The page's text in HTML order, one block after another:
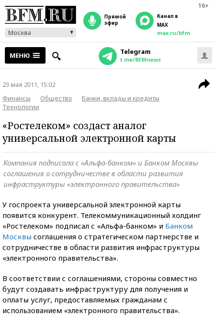
16+
Москва
прямой
эфир
Канал в
MAX
max.ru/bfm
МЕНЮ Telegram
t.me/BFMnews
23 мая 2011, 15:02
Финансы
Общество
Банки, вклады и кредиты
Технологии
«Ростелеком» создаст аналог
универсальной электронной карты
Компания подписала с «Альфа-банком» и Банком Москвы
соглашения о сотрудничестве в области развития
инфраструктуры «электронного правительства»
У госпроекта универсальной электронной карты
появится конкурент. Телекоммуникационный холдинг
«Ростелеком» подписал с «Альфа-банком» и Банком
Москвы соглашения о стратегическом партнерстве и
сотрудничестве в области развития инфраструктуры
«электронного правительства».
В соответствии с соглашениями, стороны совместно
будут создавать инфраструктуру для получения и
оплаты услуг, предоставляемых гражданам с
использованием «электронного правительства».